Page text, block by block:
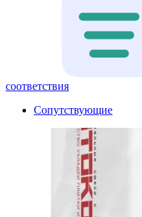
соответствия
Сопутствующие